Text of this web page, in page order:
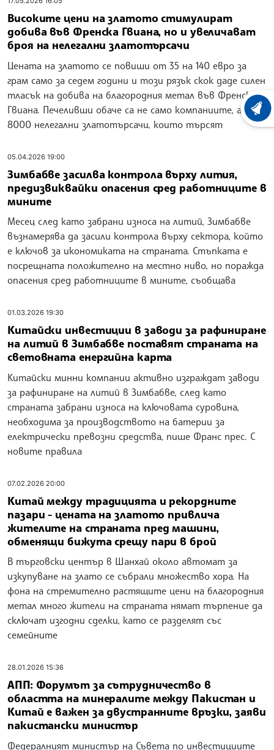
Високите цени на златото стимулират
добива във Френска Гвиана, но и увеличават
броя на нелегални златотърсачи
Цената на златото се повиши от 35 на 140 евро за
грам само за седем години и този рязък скок даде силен
тласък на добива на благородния метал във Френска
Гвиана. Печеливши обаче са не само компаниите, а и
8000 нелегални златотърсачи, които търсят
05.04.2026 19:00
Зимбабве засилва контрола върху лития,
предизвиквайки опасения сред работниците в
мините
Месец след като забрани износа на литий, Зимбабве
възнамерява да засили контрола върху сектора, който
е ключов за икономиката на страната. Стъпката е
посрещната положително на местно ниво, но поражда
опасения сред работниците в мините, съобщава
01.03.2026 19:30
Китайски инвестиции в заводи за рафиниране
на литий в Зимбабве поставят страната на
световната енергийна карта
Китайски минни компании активно изграждат заводи
за рафиниране на литий в Зимбабве, след като
страната забрани износа на ключовата суровина,
необходима за производството на батерии за
електрически превозни средства, пише Франс прес. С
новите правила
07.02.2026 20:00
Китай между традицията и рекордните
пазари - цената на златото привлича
жителите на страната пред машини,
обменящи бижута срещу пари в брой
В търговски център в Шанхай около автомат за
изкупуване на злато се събрали множество хора. На
фона на стремително растящите цени на благородния
метал много жители на страната нямат търпение да
сключат изгодни сделки, като се разделят със
семейните
28.01.2026 15:36
АПП: Форумът за сътрудничество в
областта на минералите между Пакистан и
Китай е важен за двустранните връзки, заяви
пакистански министър
Федералният министър на Съвета по инвестициите